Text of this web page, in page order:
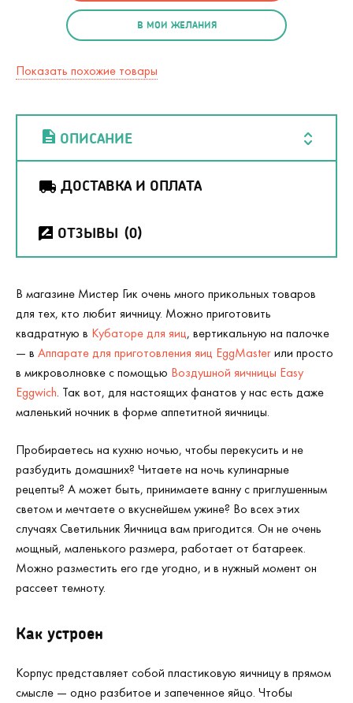
В МОИ ЖЕЛАНИЯ
Показать похожие товары
ОПИСАНИЕ
ДОСТАВКА И ОПЛАТА
ОТЗЫВЫ (0)
В магазине Мистер Гик очень много прикольных товаров
для тех, кто любит яичницу. Можно приготовить
квадратную в Кубаторе для яиц, вертикальную на палочке
— в Аппарате для приготовления яиц EggMasterили просто
в микроволновке с помощью Воздушной яичницы Easy
Eggwich. Так вот, для настоящих фанатов у нас есть даже
маленький ночник в форме аппетитной яичницы.
Пробираетесь на кухню ночью, чтобы перекусить и не
разбудить домашних? Читаете на ночь кулинарные
рецепты? А может быть, принимаете ванну с приглушенным
светом и мечтаете о вкуснейшем ужине? Во всех этих
случаях Светильник Яичница вам пригодится. Он не очень
мощный, маленького размера, работает от батареек.
Можно разместить его где угодно, и в нужный момент он
рассеет темноту.
Как устроен
Корпус представляет собой пластиковую яичницу в прямом
смысле — одно разбитое и запеченное яйцо. Чтобы